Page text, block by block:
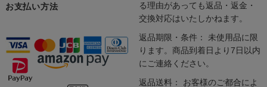
お支払い方法
る理由があっても返品・返金・
交換対応はいたしかねます。
返品期限・条件： 未使用品に限
ります。商品到着日より7日以内
にご連絡ください。
返品送料： お客様のご都合によ